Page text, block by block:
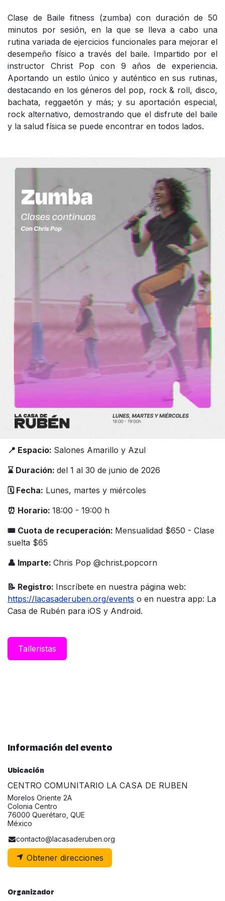
Clase de Baile fitness (zumba) con duración de 50
minutos por sesión, en la que se lleva a cabo una
rutina variada de ejercicios funcionales para mejorar el
desempeño físico a través del baile. Impartido por el
instructor Christ Pop con 9 años de experiencia.
Aportando un estilo único y auténtico en sus rutinas,
destacando en los géneros del pop, rock & roll, disco,
bachata, reggaetón y más; y su aportación especial,
rock alternativo, demostrando que el disfrute del baile
y la salud física se puede encontrar en todos lados.
📍 Espacio: Salones Amarillo y Azul
⌛️ Duración: del 1 al 30 de junio de 2026
🗓️ Fecha: Lunes, martes y miércoles
⏰ Horario: 18:00 - 19:00 h
🎟 Cuota de recuperación: Mensualidad $650 - Clase
suelta $65
👤 Imparte: Chris Pop @christ.popcorn
📝 Registro: Inscríbete en nuestra página web:
https://lacasaderuben.org/events o en nuestra app: La
Casa de Rubén para iOS y Android.
Taller​istas
Información del evento
Ubicación
CENTRO COMUNITARIO LA CASA DE RUBEN
Morelos Oriente 2A
Colonia Centro
76000 Querétaro, QUE
México
contacto@lacasaderuben.org
Obtener direcciones
Organizador